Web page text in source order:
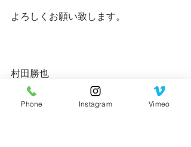
よろしくお願い致します。
村田勝也
Phone Instagram Vimeo